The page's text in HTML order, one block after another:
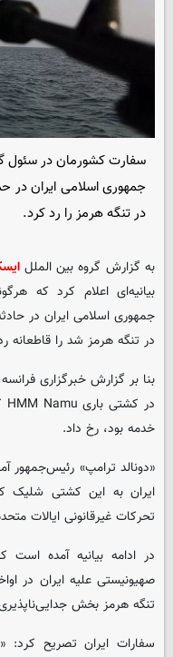
سفارت کشورمان در سئول
جمهوری اسلامی ایران در
در تنگه هرمز را رد کرد.
به گزارش گروه بین الملل
بیانیه‌ای اعلام کرد که
جمهوری اسلامی ایران در
در تنگه هرمز شد را قاطعانه
بنا بر گزارش خبرگزاری
خدمه بود، رخ داد.
«دونالد ترامپ» رئیس‌جمهور
ایران به این کشتی شلیک‌
تحرکات غیرقانونی ایالات
در ادامه بیانیه آمده
صهیونیستی علیه ایران در
تنگه هرمز بخش
سفارات ایران تصریح کرد: